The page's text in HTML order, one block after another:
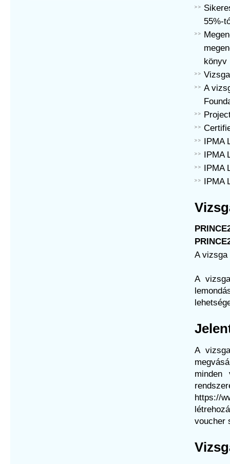
55%-
könyv
A
IPMA
IPMA
IPMA
IPMA
A vizsga
A
A
minden
https://
voucher